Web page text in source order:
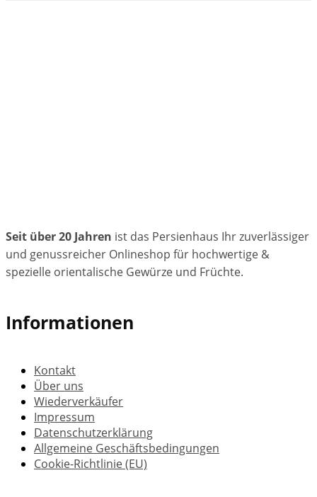
Seit über 20 Jahren ist das Persienhaus Ihr zuverlässiger
und genussreicher Onlineshop für hochwertige &
spezielle orientalische Gewürze und Früchte.
Informationen
Kontakt
Über uns
Wiederverkäufer
Impressum
Datenschutzerklärung
Allgemeine Geschäftsbedingungen
Cookie-Richtlinie (EU)